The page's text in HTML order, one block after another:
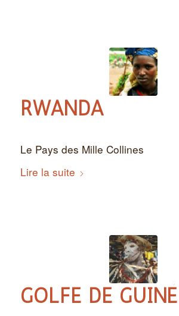
RWANDA
Le Pays des Mille Collines
Lire la suite
GOLFE DE